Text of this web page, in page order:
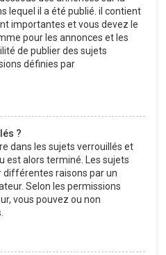
lequel il a été publié. il contient
importantes et vous devez le
pour les annonces et les
de publier des sujets
définies par
?
dans les sujets verrouillés et
est alors terminé. Les sujets
différentes raisons par un
Selon les permissions
vous pouvez ou non